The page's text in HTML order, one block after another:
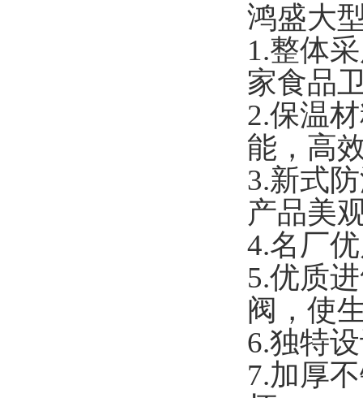
鸿盛大
1.整体
家食品
2.保温
能，高
3.新式
产品美
4.名厂
5.优质
阀，使
6.独特
7.加厚